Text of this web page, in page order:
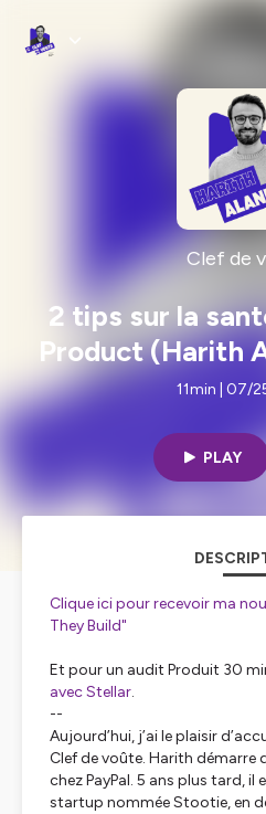
Clef de
2 tips sur la
Product
11min | 07/
PLAY
Clique ici pour recevoir ma
They Build"
Et pour un audit Produit 30
avec Stellar.
--
Aujourd’hui, j’ai le plaisir
Clef de voûte. Harith démarre
chez PayPal. 5 ans plus tard,
startup nommée Stootie, en